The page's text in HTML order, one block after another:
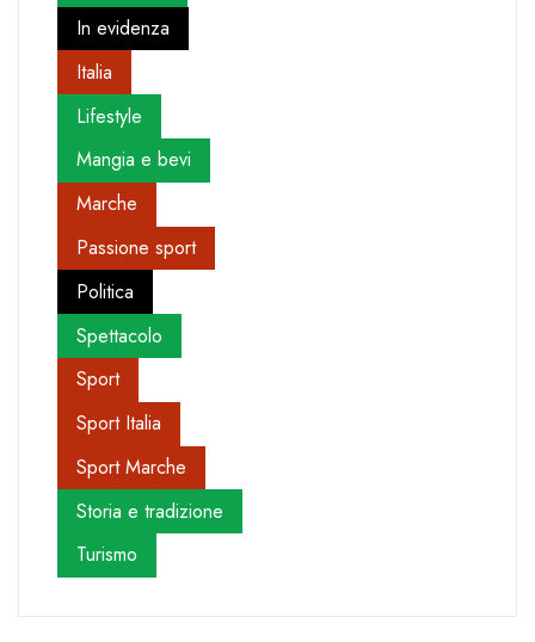
In evidenza
Italia
Lifestyle
Mangia e bevi
Marche
Passione sport
Politica
Spettacolo
Sport
Sport Italia
Sport Marche
Storia e tradizione
Turismo